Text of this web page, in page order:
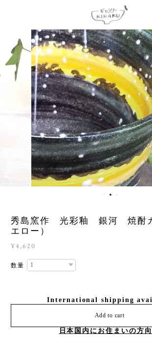
秀島窯作 光彩釉 銀河 焼酎
エロー）
¥4,620
数量
International shipping
Add to cart
日本国内にお住まいの方